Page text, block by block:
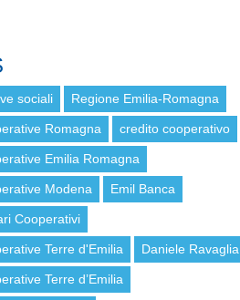
sociali Regione Emilia-Romagna
Romagna credito cooperativo
Emilia Romagna
Modena Emil Banca
Cooperativi
Terre d'Emilia Daniele Ravaglia
Terre d’Emilia